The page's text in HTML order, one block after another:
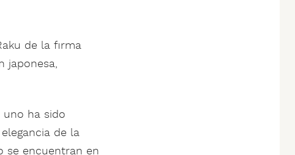
de la firma
japonesa,
uno ha sido
de la
se encuentran en